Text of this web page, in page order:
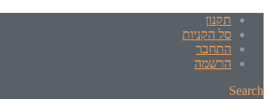
תקנון
סל הקניות
התחבר
הרשמה
Search